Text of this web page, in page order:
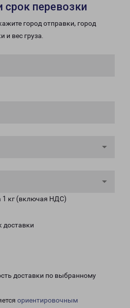
срок перевозки
город отправки, город
и вес груза.
1 кг (включая НДС)
доставки
доставки по выбранному
ориентировочным